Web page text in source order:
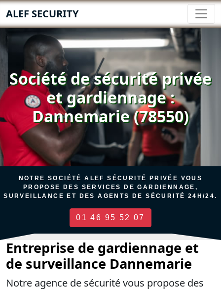
ALEF SECURITY
Société de sécurité privée
et gardiennage :
Dannemarie (78550)
NOTRE SOCIÉTÉ ALEF SÉCURITÉ PRIVÉE VOUS
PROPOSE DES SERVICES DE GARDIENNAGE,
SURVEILLANCE ET DES AGENTS DE SÉCURITÉ 24H/24.
01 46 95 52 07
Entreprise de gardiennage et
de surveillance Dannemarie
Notre agence de sécurité vous propose des